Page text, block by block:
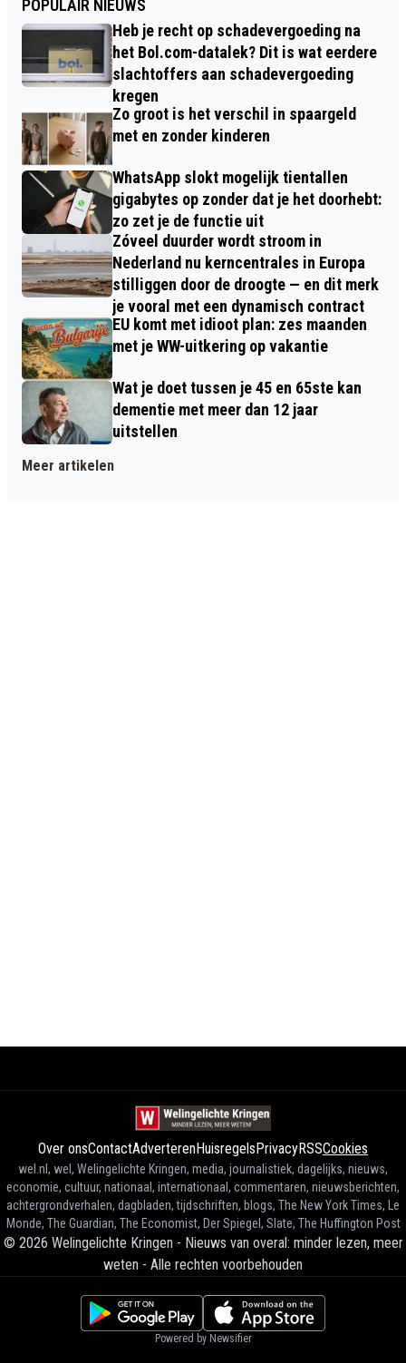
POPULAIR NIEUWS
Heb je recht op schadevergoeding na
het Bol.com-datalek? Dit is wat eerdere
slachtoffers aan schadevergoeding
kregen
Zo groot is het verschil in spaargeld
met en zonder kinderen
WhatsApp slokt mogelijk tientallen
gigabytes op zonder dat je het doorhebt:
zo zet je de functie uit
Zóveel duurder wordt stroom in
Nederland nu kerncentrales in Europa
stilliggen door de droogte — en dit merk
je vooral met een dynamisch contract
EU komt met idioot plan: zes maanden
met je WW-uitkering op vakantie
Wat je doet tussen je 45 en 65ste kan
dementie met meer dan 12 jaar
uitstellen
Meer artikelen
Over onsContactAdverterenHuisregels PrivacyRSSCookies
wel.nl, wel, Welingelichte Kringen, media, journalistiek, dagelijks, nieuws,
economie, cultuur, nationaal, internationaal, commentaren, nieuwsberichten,
achtergrondverhalen, dagbladen, tijdschriften, blogs, The New York Times, Le
Monde, The Guardian, The Economist, Der Spiegel, Slate, The Huffington Post
© 2026 Welingelichte Kringen - Nieuws van overal: minder lezen, meer
weten - Alle rechten voorbehouden
Powered by Newsifier